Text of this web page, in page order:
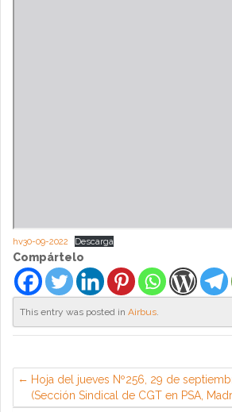
hv30-09-2022 Descarga
Compártelo
This entry was posted in Airbus.
Hoja del jueves Nº256, 29 de
(Sección Sindical de CGT en PSA,